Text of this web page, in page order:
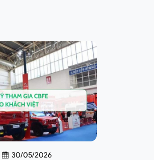
30/05/2026